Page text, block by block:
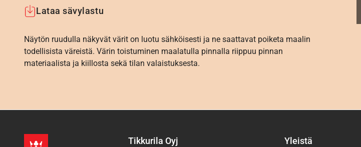
Lataa sävylastu
Näytön ruudulla näkyvät värit on luotu sähköisesti ja ne saattavat poiketa maalin
todellisista väreistä. Värin toistuminen maalatulla pinnalla riippuu pinnan
materiaalista ja kiillosta sekä tilan valaistuksesta.
Tikkurila Oyj Yleistä